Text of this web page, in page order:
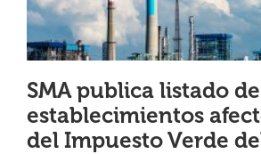
SMA publica listado
establecimientos
del Impuesto Verde